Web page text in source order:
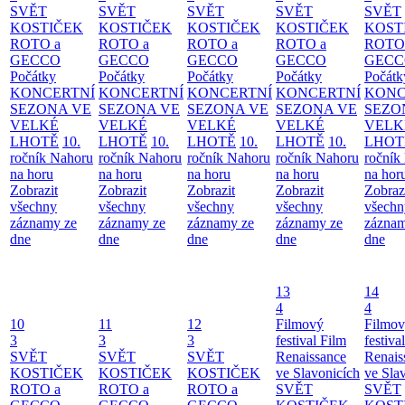
SVĚT
KOSTIČEK
ROTO a
GECCO
Počátky
KONCERTNÍ
SEZONA VE
VELKÉ
LHOTĚ 10.
ročník Nahoru
na horu
Zobrazit
všechny
záznamy ze
dne
SVĚT
KOSTIČEK
ROTO a
GECCO
Počátky
KONCERTNÍ
SEZONA VE
VELKÉ
LHOTĚ 10.
ročník Nahoru
na horu
Zobrazit
všechny
záznamy ze
dne
SVĚT
KOSTIČEK
ROTO a
GECCO
Počátky
KONCERTNÍ
SEZONA VE
VELKÉ
LHOTĚ 10.
ročník Nahoru
na horu
Zobrazit
všechny
záznamy ze
dne
SVĚT
KOSTIČEK
ROTO a
GECCO
Počátky
KONCERTNÍ
SEZONA VE
VELKÉ
LHOTĚ 10.
ročník Nahoru
na horu
Zobrazit
všechny
záznamy ze
dne
SVĚT
ročník
na
dne
10
3
SVĚT
KOSTIČEK
ROTO a
11
3
SVĚT
KOSTIČEK
ROTO a
12
3
SVĚT
KOSTIČEK
ROTO a
13
4
Filmový
festival Film
Renaissance
ve Slavonicích
SVĚT
14
4
ve
SVĚT